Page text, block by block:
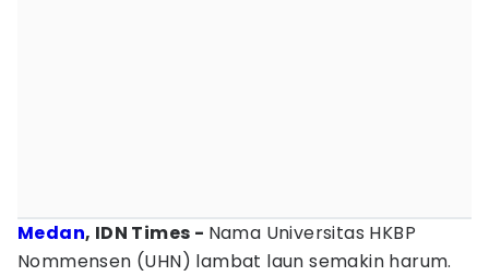
Medan, IDN Times - Nama Universitas HKBP
Nommensen (UHN) lambat laun semakin harum.